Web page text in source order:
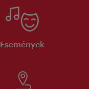
Események